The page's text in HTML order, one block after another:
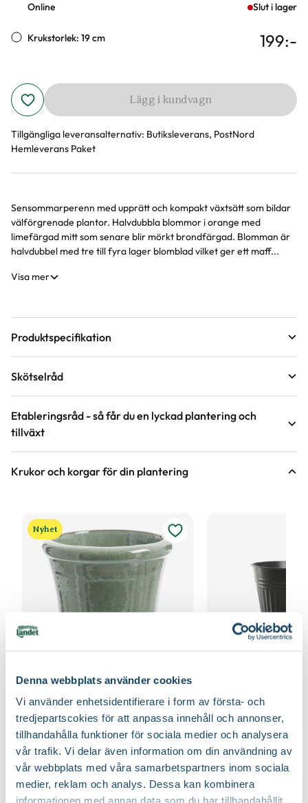
Denna webbplats använder cookies
Vi använder enhetsidentifierare i form av första- och
tredjepartscokies för att anpassa innehåll och annonser,
tillhandahålla funktioner för sociala medier och analysera
vår trafik. Vi delar även information om din användning av
vår webbplats med våra samarbetspartners inom sociala
medier, reklam och analys. Dessa kan kombinera
informationen med annan data som du har tillhandahållit
Online Slut i lager
Krukstorlek: 19 cm 199:-
Lägg i kundvagn
Tillgängliga leveransalternativ: Butiksleverans, PostNord
Hemleverans Paket
Produktinformation
Sensommarperenn med upprätt och kompakt växtsätt som bildar
välförgrenade plantor. Halvdubbla blommor i orange med
limefärgad mitt som senare blir mörkt brondfärgad. Blomman är
halvdubbel med tre till fyra lager blomblad vilket ger ett maff...
Visa mer
Produktspecifikation
Krukstorlek
Höjd på trädgårdsväxter
Växtsätt
Blomfärg Orange
Blomningstid Juli, Augusti, September
Utmärkande egenskaper
Fjärilslockande, För pollinatörer, Lång
blomningstid
Certifiering
Skötselråd
Läge Sol
Vad betyder övervintringsförmåga?
Antal per kvm 7-9 plantor
Naturgödsel, Trädgårdsgödsel
Jordprodukter Planteringsjord
Beskärningssätt Beskär ner till marknivå
Beskärningstid På våren
Etableringsråd - så får du en lyckad plantering och
tillväxt
torra perioder.
Gödsla inte nyplanterade rabatter första året, följande år efter
behov, med fördel kan gödsel bytas ut mot jordförbättring som
myllas ner runt plantorna under våren.
Krukor och korgar för din plantering
Nyhet
Finns i flera varianter
Från 199:-
Välj butik
Online
I lager
Till Produkten
till Kruka Alfons produktsida
Finns i flera varianter
Från 3990
Välj butik
Online
Till